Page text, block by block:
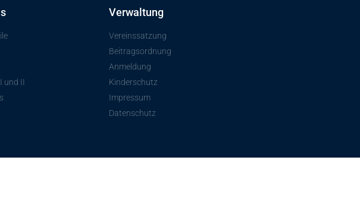
und II
Verwaltung
Vereinssatzung
Beitragsordnung
Anmeldung
Kinderschutz
Impressum
Datenschutz